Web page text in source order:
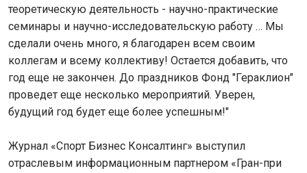
теоретическую деятельность - научно-практические
семинары и научно-исследовательскую работу … Мы
сделали очень много, я благодарен всем своим
коллегам и всему коллективу! Остается добавить, что
год еще не закончен. До праздников Фонд "Гераклион"
проведет еще несколько мероприятий. Уверен,
будущий год будет еще более успешным!"
Журнал «Спорт Бизнес Консалтинг» выступил
отраслевым информационным партнером «Гран-при